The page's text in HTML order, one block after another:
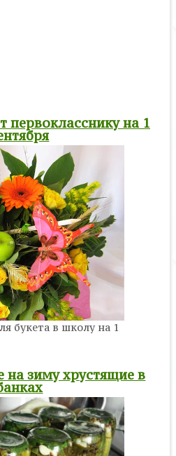
первокласснику на 1
букета в школу на 1
на зиму хрустящие в